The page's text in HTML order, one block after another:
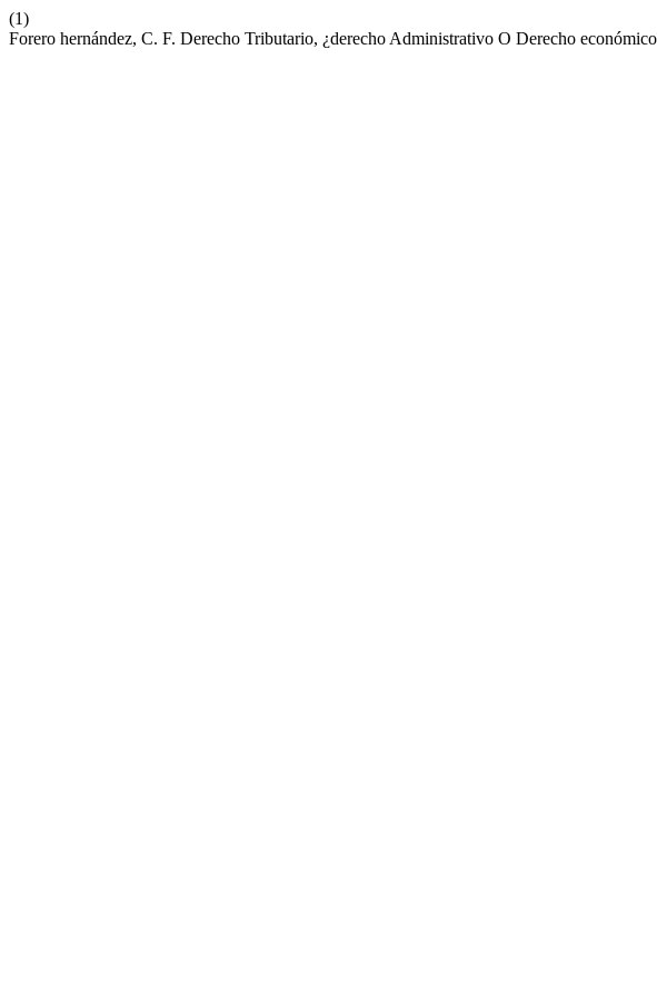
(1)
Forero hernández, C. F. Derecho Tributario, ¿derecho Administrativo O Derecho